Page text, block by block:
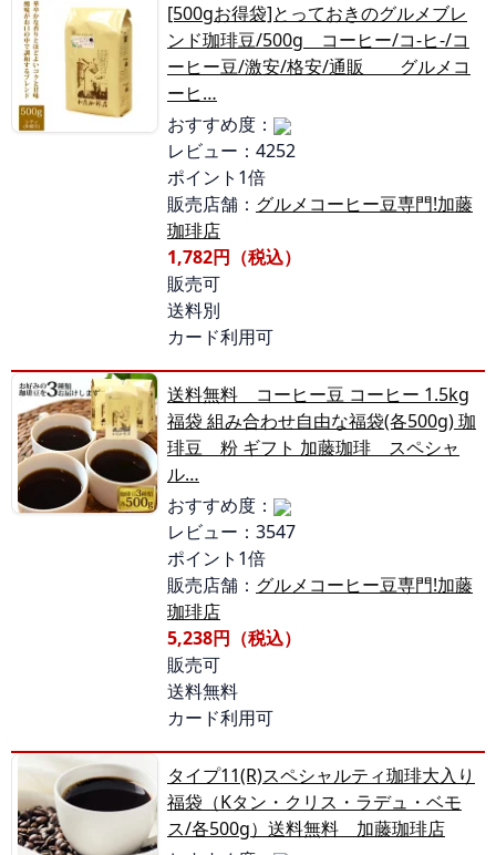
[500gお得袋]とっておきのグルメブレ
ンド珈琲豆/500g コーヒー/コ-ヒ-/コ
ーヒー豆/激安/格安/通販 グルメコ
ーヒ…
おすすめ度：
レビュー：4252
ポイント1倍
販売店舗： グルメコーヒー豆専門!加藤
珈琲店
1,782円（税込）
販売可
送料別
カード利用可
送料無料 コーヒー豆 コーヒー 1.5kg
福袋 組み合わせ自由な福袋(各500g) 珈
琲豆 粉 ギフト 加藤珈琲 スペシャ
ル…
おすすめ度：
レビュー：3547
ポイント1倍
販売店舗： グルメコーヒー豆専門!加藤
珈琲店
5,238円（税込）
販売可
送料無料
カード利用可
タイプ11(R)スペシャルティ珈琲大入り
福袋（Kタン・クリス・ラデュ・ベモ
ス/各500g）送料無料 加藤珈琲店